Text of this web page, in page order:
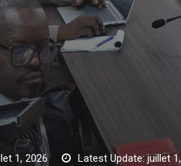
1, 2026 Latest Update: juillet